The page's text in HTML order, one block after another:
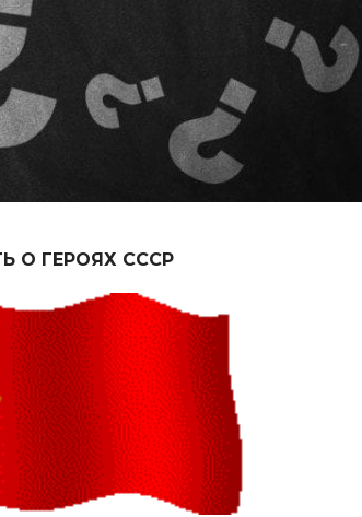
О ГЕРОЯХ СССР